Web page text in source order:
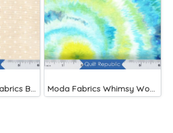
Maywood Studio Fabrics Beautiful Basics Cream Moda Fabrics Whimsy Wonderland Shakedown Street Spiral Breeze